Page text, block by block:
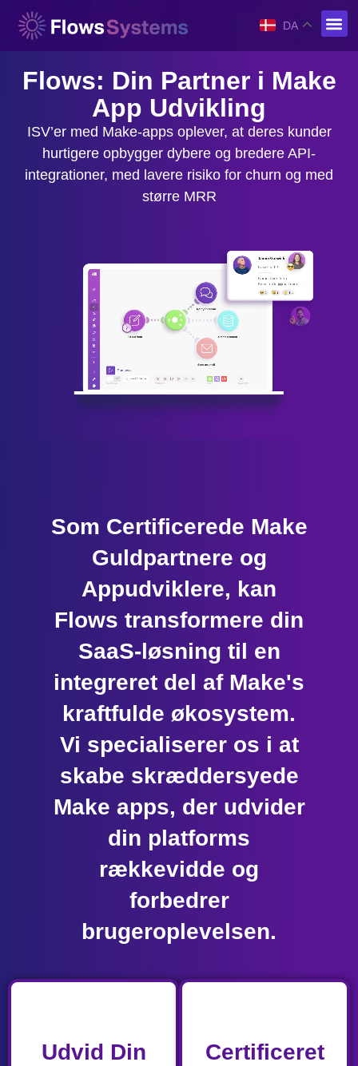
DA
Flows: Din Partner i Make
App Udvikling
ISV’er med Make-apps oplever, at deres kunder
hurtigere opbygger dybere og bredere API-
integrationer, med lavere risiko for churn og med
større MRR
Som Certificerede Make
Guldpartnere og
Appudviklere, kan
Flows transformere din
SaaS-løsning til en
integreret del af Make's
kraftfulde økosystem.
Vi specialiserer os i at
skabe skræddersyede
Make apps, der udvider
din platforms
rækkevidde og
forbedrer
brugeroplevelsen.
Udvid Din
Certificeret